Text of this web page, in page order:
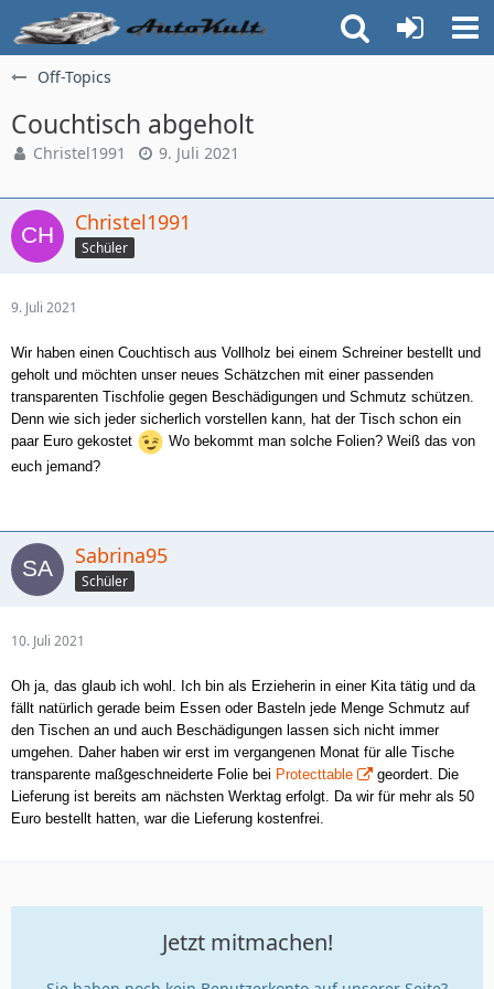
Off-Topics
Couchtisch abgeholt
Christel1991 9. Juli 2021
Christel1991
Schüler
9. Juli 2021
Wir haben einen Couchtisch aus Vollholz bei einem Schreiner bestellt und
geholt und möchten unser neues Schätzchen mit einer passenden
transparenten Tischfolie gegen Beschädigungen und Schmutz schützen.
Denn wie sich jeder sicherlich vorstellen kann, hat der Tisch schon ein
paar Euro gekostet
Wo bekommt man solche Folien? Weiß das von
euch jemand?
Sabrina95
Schüler
10. Juli 2021
Oh ja, das glaub ich wohl. Ich bin als Erzieherin in einer Kita tätig und da
fällt natürlich gerade beim Essen oder Basteln jede Menge Schmutz auf
den Tischen an und auch Beschädigungen lassen sich nicht immer
umgehen. Daher haben wir erst im vergangenen Monat für alle Tische
transparente maßgeschneiderte Folie bei Protecttable
geordert. Die
Lieferung ist bereits am nächsten Werktag erfolgt. Da wir für mehr als 50
Euro bestellt hatten, war die Lieferung kostenfrei.
Jetzt mitmachen!